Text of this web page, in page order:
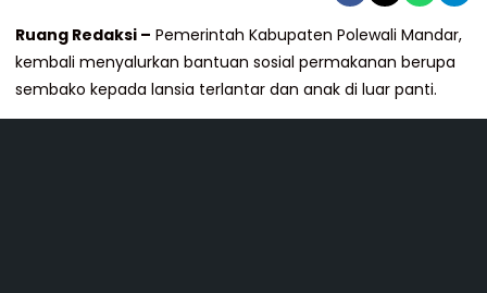
Ruang Redaksi – Pemerintah Kabupaten Polewali Mandar,
kembali menyalurkan bantuan sosial permakanan berupa
sembako kepada lansia terlantar dan anak di luar panti.